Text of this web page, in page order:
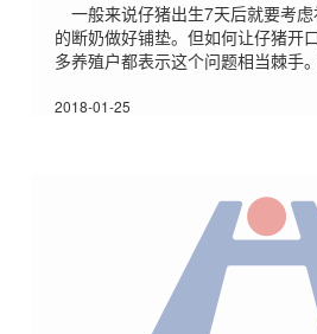
一般来说仔猪出生7天后就要考
的断奶做好铺垫。但如何让仔猪开
多养殖户都表示这个问题相当棘手
巧，化被动为主动，让仔猪乖乖吃
脆、适口性好的饲料。这里推荐带
2018-01-25